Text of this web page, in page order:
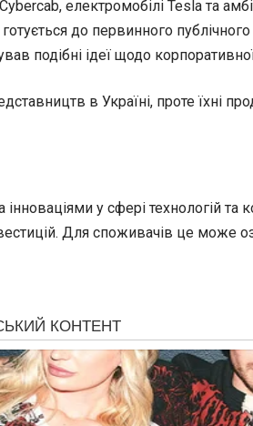
електромобілі Tesla та
до первинного
подібні ідеї щодо
в Україні, проте їхні
у сфері технологій
Для споживачів це може